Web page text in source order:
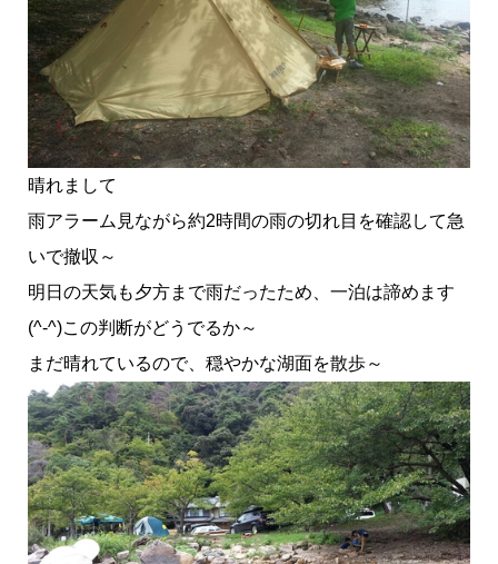
晴れまして
雨アラーム見ながら約2時間の雨の切れ目を確認して急
いで撤収～
明日の天気も夕方まで雨だったため、一泊は諦めます
(^-^)この判断がどうでるか～
まだ晴れているので、穏やかな湖面を散歩～